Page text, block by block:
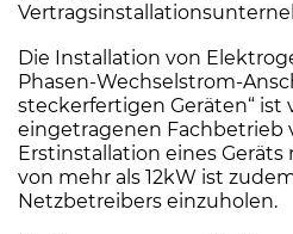
Die Installation von
Phasen-Wechselstrom-
steckerfertigen Geräten“ ist
eingetragenen Fachbetrieb
Erstinstallation eines
von mehr als 12kW ist
Netzbetreibers einzuholen.